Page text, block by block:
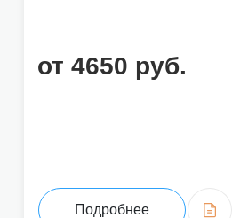
от 4650 руб.
Подробнее